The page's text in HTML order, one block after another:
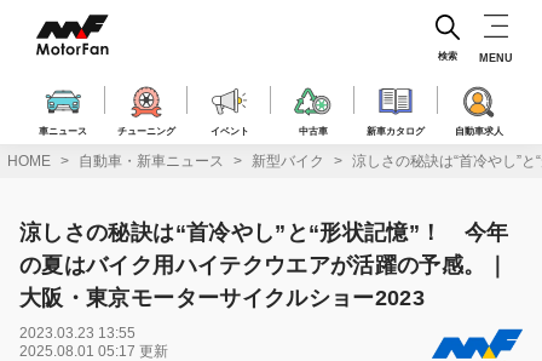
ス
車ニュース チューニング イベント 中古車 新車カタログ 自動車求人
検索 MENU
HOME 自動車・新車ニュース 新型バイク 涼しさの秘訣は“首冷やし”
涼しさの秘訣は“首冷やし”と“形状記憶”！ 今年
の夏はバイク用ハイテクウエアが活躍の予感。｜
大阪・東京モーターサイクルショー2023
2023.03.23 13:55
2025.08.01 05:17 更新